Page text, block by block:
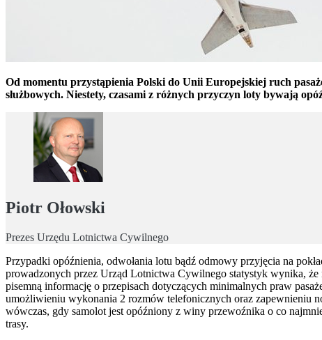
Od momentu przystąpienia Polski do Unii Europejskiej ruch
służbowych. Niestety, czasami z różnych przyczyn loty bywają
Piotr Ołowski
Prezes Urzędu Lotnictwa Cywilnego
Przypadki opóźnienia, odwołania lotu bądź odmowy przyjęcia na
prowadzonych przez Urząd Lotnictwa Cywilnego statystyk wynika,
pisemną informację o przepisach dotyczących minimalnych praw
umożliwieniu wykonania 2 rozmów telefonicznych oraz zapewnieniu
wówczas, gdy samolot jest opóźniony z winy przewoźnika o co
trasy.